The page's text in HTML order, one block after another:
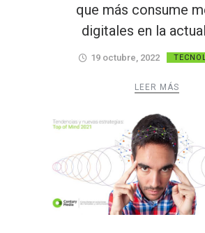
que más consume
digitales en la
19 octubre, 2022
LEER MÁS